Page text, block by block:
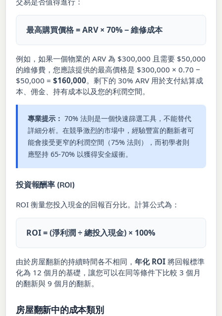
最高購買價格 = ARV × 70% − 維修成本
例如，如果一個物業的 ARV 為 $300,000 且需要 $50,000
的維修費，您應該提供的最高價格是 $300,000 × 0.70 −
$50,000 =$160,000。剩下的 30% ARV 用於支付結算成
本、佣金、持有成本以及您的利潤空間。
專業提示： 70% 法則是一個快速篩選工具，不能替代
詳細分析。在競爭激烈的市場中，經驗豐富的翻新者可
能會接受更窄的利潤空間（75% 法則），而初學者則
應堅持 65-70% 以獲得安全緩衝。
投資報酬率 (ROI)
ROI 衡量您投入現金的回報百分比。計算公式為：
ROI = (淨利潤 ÷ 總投入現金) × 100%
由於房屋翻新的持續時間各不相同，年化 ROI 將回報標準
化為 12 個月的基礎，讓您可以在同等條件下比較 3 個月
的翻新與 9 個月的翻新。
房屋翻新中的成本類別